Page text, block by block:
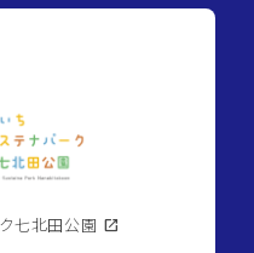
七北田公園 open_in_new